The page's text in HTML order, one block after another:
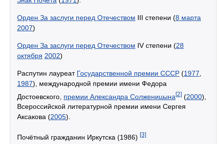
Орден За заслуги перед Отечеством III степени (8 марта
2007)
Орден За заслуги перед Отечеством IV степени (28
октября 2002)
Распутин лауреат Государственной премии СССР (1977
1987), международной премии имени Федора
Достоевского, премии Александра Солженицына[2] (2000),
Всероссийской литературной премии имени Сергея
Аксакова (2005).
Почётный гражданин Иркутска (1986) [3]